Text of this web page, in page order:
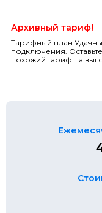
Архивный тариф!
Тарифный план
подключения.
похожий тариф на